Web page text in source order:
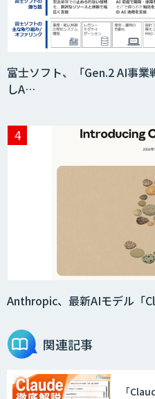
法人向け
員」
2層ナレ
＜Dify活
戦略策
ジェント
富士ソフト、「Gen.2 AI事
しA…
Anthropic、最新AIモデル「
関連記事
「